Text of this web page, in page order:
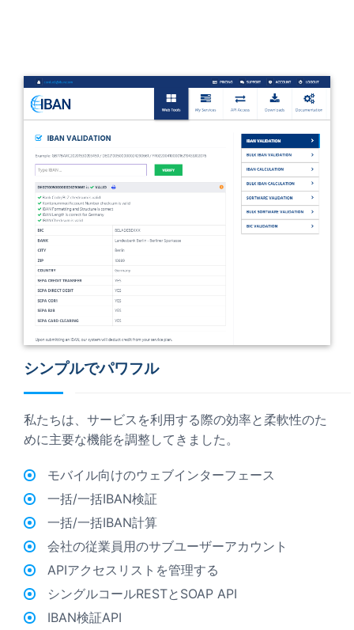
シンプルでパワフル
私たちは、サービスを利用する際の効率と柔軟性のた
めに主要な機能を調整してきました。
モバイル向けのウェブインターフェース
一括/一括IBAN検証
一括/一括IBAN計算
会社の従業員用のサブユーザーアカウント
APIアクセスリストを管理する
シングルコールRESTとSOAP API
IBAN検証API